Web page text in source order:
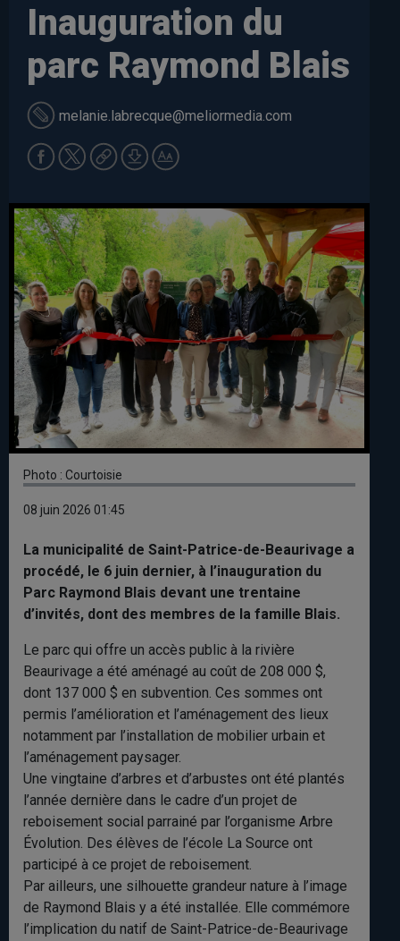
Inauguration du
parc Raymond Blais
melanie.labrecque@meliormedia.com
Photo : Courtoisie
08 juin 2026 01:45
La municipalité de Saint-Patrice-de-Beaurivage a
procédé, le 6 juin dernier, à l’inauguration du
Parc Raymond Blais devant une trentaine
d’invités, dont des membres de la famille Blais.
Le parc qui offre un accès public à la rivière
Beaurivage a été aménagé au coût de 208 000 $,
dont 137 000 $ en subvention. Ces sommes ont
permis l’amélioration et l’aménagement des lieux
notamment par l’installation de mobilier urbain et
l’aménagement paysager.
Une vingtaine d’arbres et d’arbustes ont été plantés
l’année dernière dans le cadre d’un projet de
reboisement social parrainé par l’organisme Arbre
Évolution. Des élèves de l’école La Source ont
participé à ce projet de reboisement.
Par ailleurs, une silhouette grandeur nature à l’image
de Raymond Blais y a été installée. Elle commémore
l’implication du natif de Saint-Patrice-de-Beaurivage